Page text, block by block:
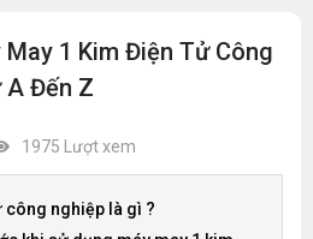
May 1 Kim Điện Tử Công
A Đến Z
1975 Lượt xem
công nghiệp là gì ?